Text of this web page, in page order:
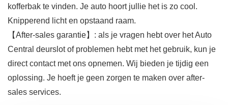
kofferbak te vinden. Je auto hoort jullie het is zo cool.
Knipperend licht en opstaand raam.
【After-sales garantie】: als je vragen hebt over het Auto
Central deurslot of problemen hebt met het gebruik, kun je
direct contact met ons opnemen. Wij bieden je tijdig een
oplossing. Je hoeft je geen zorgen te maken over after-
sales services.